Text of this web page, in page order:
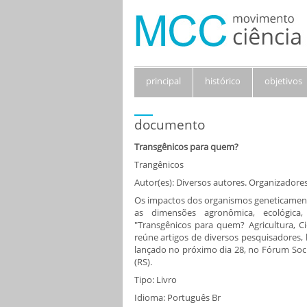
principal histórico objetivos
documento
Transgênicos para quem?
Trangênicos
Autor(es): Diversos autores.
Os impactos dos organismos
as dimensões agronômica,
"Transgênicos para quem? Agricultura,
reúne artigos de diversos
lançado no próximo dia 28, no Fórum
(RS).
Tipo: Livro
Idioma: Português Br